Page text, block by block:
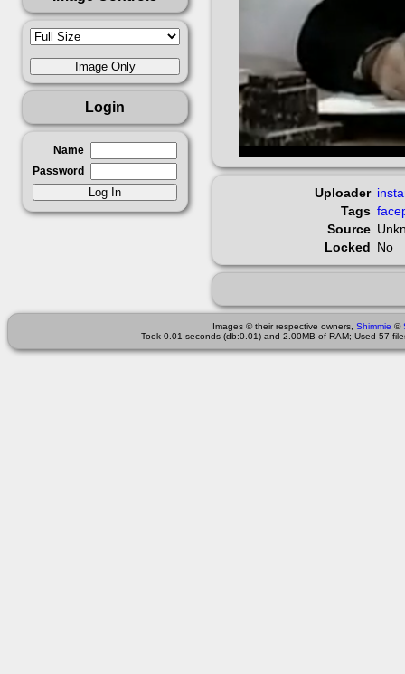
Login
Name
Password
Uploader
Tags
Source
Locked No
Images © their respective owners, Shimmie ©
Took 0.01 seconds (db:0.01) and 2.00MB of RAM; Used 57